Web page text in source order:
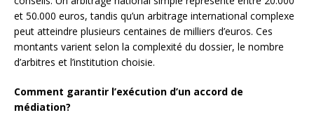
et 50.000 euros, tandis qu’un arbitrage international complexe
peut atteindre plusieurs centaines de milliers d’euros. Ces
montants varient selon la complexité du dossier, le nombre
d’arbitres et l’institution choisie.
Comment garantir l’exécution d’un accord de
médiation?